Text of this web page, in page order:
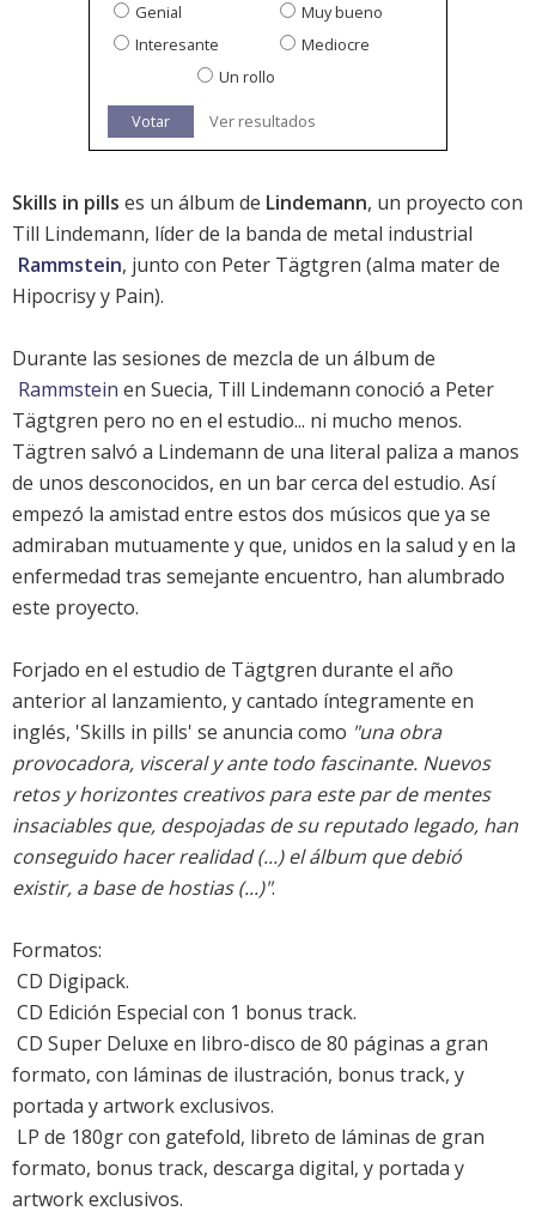
Genial
Muy bueno
Interesante
Mediocre
Un rollo
Votar Ver resultados
Skills in pills es un álbum de Lindemann, un proyecto con
Till Lindemann, líder de la banda de metal industrial
Rammstein, junto con Peter Tägtgren (alma mater de
Hipocrisy y Pain).
Durante las sesiones de mezcla de un álbum de
Rammstein en Suecia, Till Lindemann conoció a Peter
Tägtgren pero no en el estudio... ni mucho menos.
Tägtren salvó a Lindemann de una literal paliza a manos
de unos desconocidos, en un bar cerca del estudio. Así
empezó la amistad entre estos dos músicos que ya se
admiraban mutuamente y que, unidos en la salud y en la
enfermedad tras semejante encuentro, han alumbrado
este proyecto.
Forjado en el estudio de Tägtgren durante el año
anterior al lanzamiento, y cantado íntegramente en
inglés, 'Skills in pills' se anuncia como "una obra
provocadora, visceral y ante todo fascinante. Nuevos
retos y horizontes creativos para este par de mentes
insaciables que, despojadas de su reputado legado, han
conseguido hacer realidad (...) el álbum que debió
existir, a base de hostias (...)".
Formatos:
 CD Digipack.
 CD Edición Especial con 1 bonus track.
 CD Super Deluxe en libro-disco de 80 páginas a gran
formato, con láminas de ilustración, bonus track, y
portada y artwork exclusivos.
 LP de 180gr con gatefold, libreto de láminas de gran
formato, bonus track, descarga digital, y portada y
artwork exclusivos.